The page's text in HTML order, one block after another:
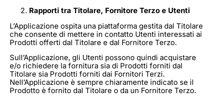
Rapporti tra Titolare, Fornitore Terzo e Utenti
L’Applicazione ospita una piattaforma gestita dal Titolare
che consente di mettere in contatto Utenti interessati ai
Prodotti offerti dal Titolare e dal Fornitore Terzo.
Sull’Applicazione, gli Utenti possono quindi acquistare
e/o richiedere la fornitura sia di Prodotti forniti dal
Titolare sia Prodotti forniti dai Fornitori Terzi.
Nell’Applicazione è sempre chiaramente indicato se il
Prodotto è fornito dal Titolare o da un Fornitore Terzo.